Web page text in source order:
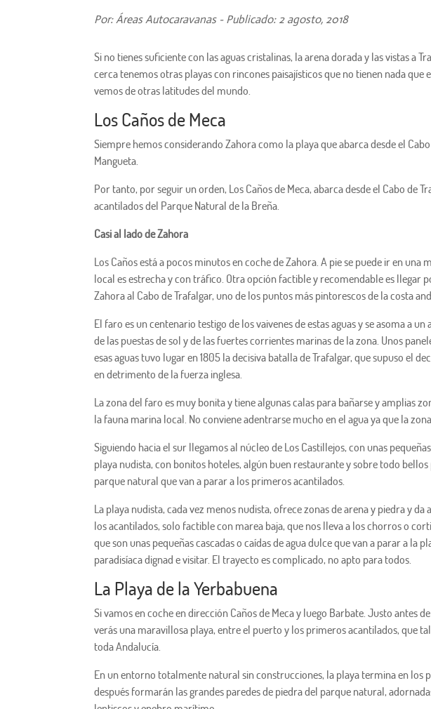
Por: Áreas Autocaravanas - Publicado: 2 agosto, 2018
Si no tienes suficiente con las aguas cristalinas, la arena dorada y las vistas a
cerca tenemos otras playas con rincones paisajísticos que no tienen nada que
vemos de otras latitudes del mundo.
Los Caños de Meca
Siempre hemos considerando Zahora como la playa que abarca desde el
Mangueta.
Por tanto, por seguir un orden, Los Caños de Meca, abarca desde el Cabo de
acantilados del Parque Natural de la Breña.
Casi al lado de Zahora
Los Caños está a pocos minutos en coche de Zahora. A pie se puede ir en una
local es estrecha y con tráfico. Otra opción factible y recomendable es llegar
Zahora al Cabo de Trafalgar, uno de los puntos más pintorescos de la costa
El faro es un centenario testigo de los vaivenes de estas aguas y se asoma a
de las puestas de sol y de las fuertes corrientes marinas de la zona. Unos
esas aguas tuvo lugar en 1805 la decisiva batalla de Trafalgar, que supuso el
en detrimento de la fuerza inglesa.
La zona del faro es muy bonita y tiene algunas calas para bañarse y amplias
la fauna marina local. No conviene adentrarse mucho en el agua ya que la
Siguiendo hacia el sur llegamos al núcleo de Los Castillejos, con unas
playa nudista, con bonitos hoteles, algún buen restaurante y sobre todo
parque natural que van a parar a los primeros acantilados.
La playa nudista, cada vez menos nudista, ofrece zonas de arena y piedra y da
los acantilados, solo factible con marea baja, que nos lleva a los chorros o
que son unas pequeñas cascadas o caídas de agua dulce que van a parar a la
paradisíaca dignad e visitar. El trayecto es complicado, no apto para todos.
La Playa de la Yerbabuena
Si vamos en coche en dirección Caños de Meca y luego Barbate. Justo antes
verás una maravillosa playa, entre el puerto y los primeros acantilados, que
toda Andalucía.
En un entorno totalmente natural sin construcciones, la playa termina en los
después formarán las grandes paredes de piedra del parque natural,